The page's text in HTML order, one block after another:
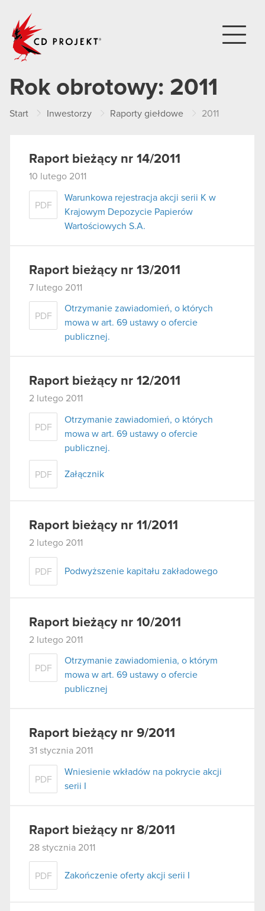
Rok obrotowy: 2011
Start Inwestorzy Raporty giełdowe 2011
Raport bieżący nr 14/2011
10 lutego 2011
PDF
Warunkowa rejestracja akcji serii K w
Krajowym Depozycie Papierów
Wartościowych S.A.
Raport bieżący nr 13/2011
7 lutego 2011
PDF
Otrzymanie zawiadomień, o których
mowa w art. 69 ustawy o ofercie
publicznej.
Raport bieżący nr 12/2011
2 lutego 2011
PDF
Otrzymanie zawiadomień, o których
mowa w art. 69 ustawy o ofercie
publicznej.
PDF Załącznik
Raport bieżący nr 11/2011
2 lutego 2011
PDF Podwyższenie kapitału zakładowego
Raport bieżący nr 10/2011
2 lutego 2011
PDF
Otrzymanie zawiadomienia, o którym
mowa w art. 69 ustawy o ofercie
publicznej
Raport bieżący nr 9/2011
31 stycznia 2011
PDF
Wniesienie wkładów na pokrycie akcji
serii I
Raport bieżący nr 8/2011
28 stycznia 2011
PDF Zakończenie oferty akcji serii I